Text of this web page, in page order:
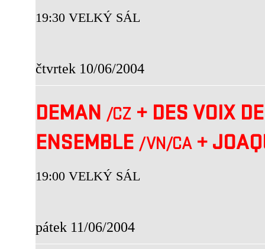
19:30 VELKÝ SÁL
čtvrtek 10/06/2004
DEMAN /CZ + DES VOIX
ENSEMBLE /VN/CA +
19:00 VELKÝ SÁL
pátek 11/06/2004